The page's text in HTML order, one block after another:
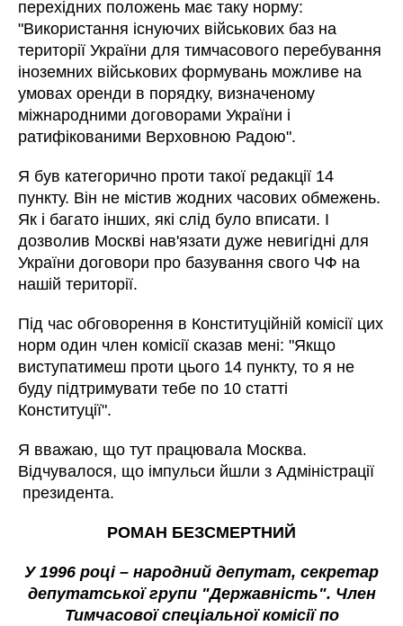
перехідних положень має таку норму:
"Використання існуючих військових баз на
території України для тимчасового перебування
іноземних військових формувань можливе на
умовах оренди в порядку, визначеному
міжнародними договорами України і
ратифікованими Верховною Радою".
Я був категорично проти такої редакції 14
пункту. Він не містив жодних часових обмежень.
Як і багато інших, які слід було вписати. І
дозволив Москві нав'язати дуже невигідні для
України договори про базування свого ЧФ на
нашій території.
Під час обговорення в Конституційній комісії цих
норм один член комісії сказав мені: "Якщо
виступатимеш проти цього 14 пункту, то я не
буду підтримувати тебе по 10 статті
Конституції".
Я вважаю, що тут працювала Москва.
Відчувалося, що імпульси йшли з Адміністрації
президента.
РОМАН БЕЗСМЕРТНИЙ
У 1996 році – народний депутат, секретар
депутатської групи "Державність". Член
Тимчасової спеціальної комісії по